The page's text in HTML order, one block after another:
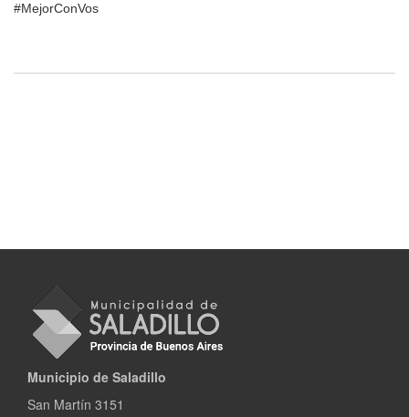
#MejorConVos
Municipio de Saladillo
San Martín 3151